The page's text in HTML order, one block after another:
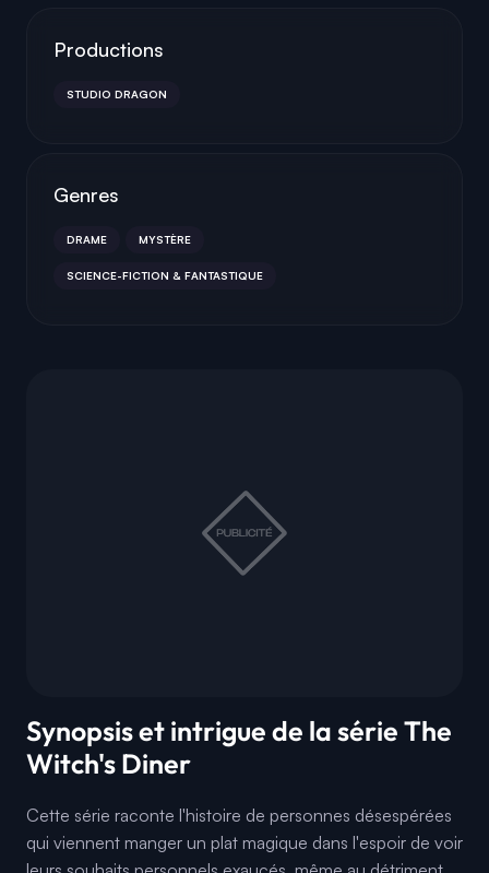
Synopsis et intrigue de la série The
Witch's Diner
Cette série raconte l'histoire de personnes désespérées
qui viennent manger un plat magique dans l'espoir de voir
Productions
STUDIO DRAGON
Genres
DRAME MYSTÈRE
SCIENCE-FICTION & FANTASTIQUE